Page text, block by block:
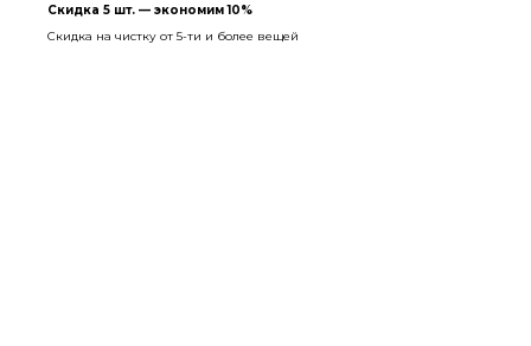
Скидка 5 шт. — экономим 10%
Скидка на чистку от 5-ти и более вещей